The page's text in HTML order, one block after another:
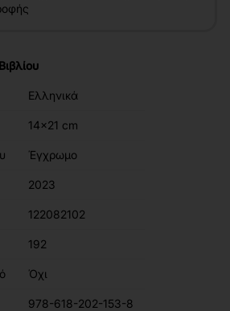
Ελληνικά
14x21 cm
Έγχρωμο
2023
122082102
192
Όχι
978-618-202-153-8